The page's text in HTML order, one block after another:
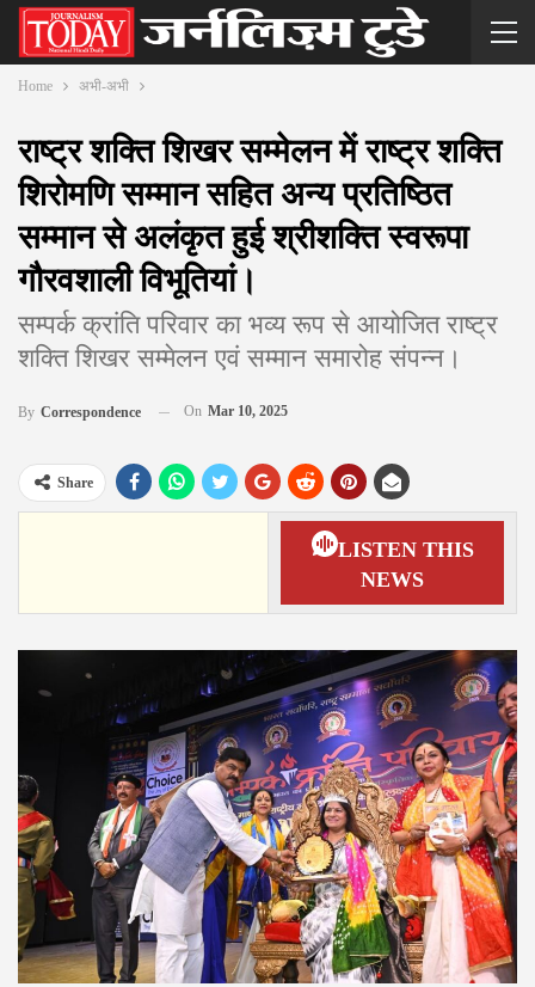
Home अभी-अभी
राष्ट्र शक्ति शिखर सम्मेलन में राष्ट्र शक्ति
शिरोमणि सम्मान सहित अन्य प्रतिष्ठित
सम्मान से अलंकृत हुई श्रीशक्ति स्वरूपा
गौरवशाली विभूतियां।
सम्पर्क क्रांति परिवार का भव्य रूप से आयोजित राष्ट्र
शक्ति शिखर सम्मेलन एवं सम्मान समारोह संपन्न।
By Correspondence On Mar 10, 2025
Share
LISTEN THIS
NEWS